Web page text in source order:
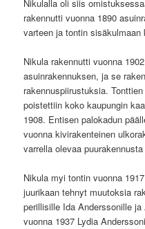
Nikulalla oli siis
rakennutti vuonna 1890
varteen ja tontin
Nikula rakennutti vuonna
asuinrakennuksen, ja se
rakennuspiirustuksia.
poistettiin koko kaupungin
1908. Entisen palokadun
vuonna kivirakenteinen
varrella olevaa
Nikula myi tontin vuonna
juurikaan tehnyt muutoksia
perillisille Ida Anderssonille
vuonna 1937 Lydia